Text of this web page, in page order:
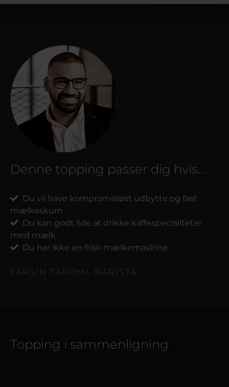
Denne topping passer dig hvis...
Du vil have kompromisløst udbytte og fast
mælkeskum
Du kan godt lide at drikke kaffespecialiteter
med mælk
Du har ikke en frisk mælkemaskine
FARSIN TAROMI, BARISTA
Topping i sammenligning